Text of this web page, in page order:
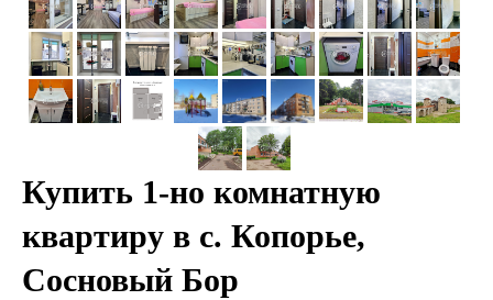
Купить 1-но комнатную
квартиру в с. Копорье,
Сосновый Бор